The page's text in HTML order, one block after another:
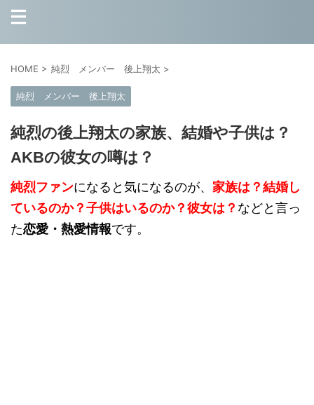
HOME > 純烈 メンバー 後上翔太 >
純烈 メンバー 後上翔太
純烈の後上翔太の家族、結婚や子供は？
AKBの彼女の噂は？
純烈ファンになると気になるのが、 家族は？結婚し
ているのか？子供はいるのか？彼女は？ などと言っ
た恋愛・熱愛情報です。